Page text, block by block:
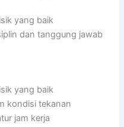
yang baik
dan tanggung jawab
yang baik
kondisi tekanan
jam kerja